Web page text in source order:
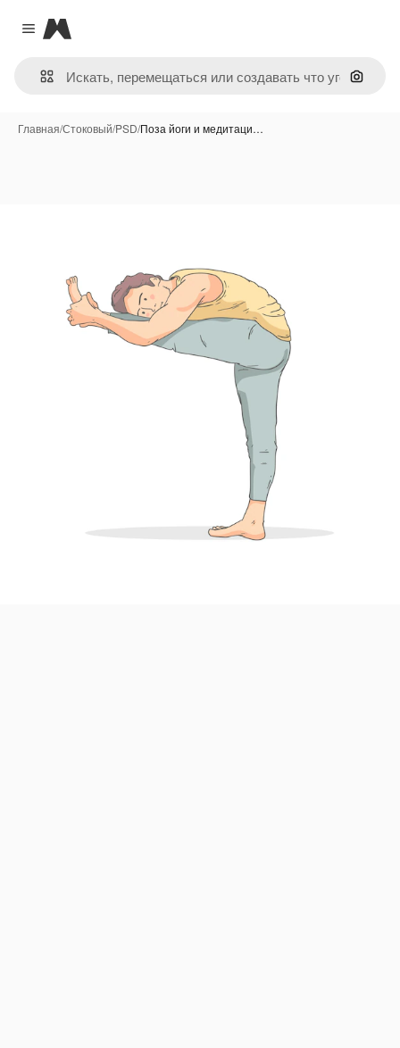
Close menu
Magnific
Поиск
Главная/Стоковый/PSD/Поза йоги и медитаци…